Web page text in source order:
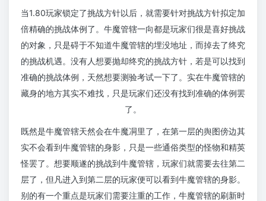
当1.80玩家锁定了挑战方针以后，就需要针对挑战方针拟定加
倍精确的挑战体例了。牛魔管辖一向都是玩家们很是喜好挑战
的对象，只是碍于不知道牛魔管辖的埋没地址，而掉去了终究
的挑战机遇。没有人想要抛却终究的挑战方针，若是可以找到
准确的挑战体例，天然想要测验考试一下了。实在牛魔管辖的
藏身的地方其实不难找，只是玩家们还没有找到准确的体例罢
了。
既然是牛魔管辖天然会在牛魔㓊里了，在第一层的舆图傍边其
实不会看到牛魔管辖的身影，只是一些通俗类型的怪物和精英
怪罢了。想要顺遂的挑战到牛魔管辖，玩家们就需要去往第二
层了，但凡进入到第二层的玩家便可以看到牛魔管辖的身影。
别的有一个重点是玩家们需要注重的工作，牛魔管辖的刷新时